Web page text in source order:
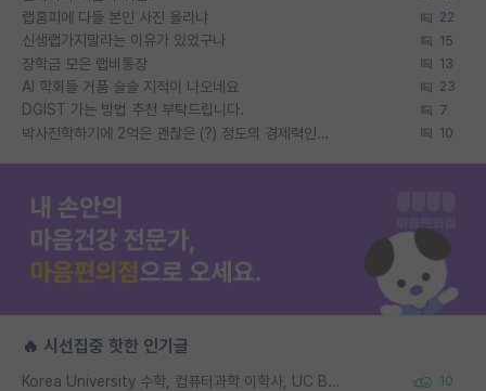
랩홈피에 다들 본인 사진 올리냐 22
신생랩가지말라는 이유가 있었구나 15
장학금 모은 랩비통장 13
AI 학회들 거품 슬슬 지적이 나오네요 23
DGIST 가는 방법 추천 부탁드립니다. 7
박사진학하기에 2억은 괜찮은 (?) 정도의 경제력인가요 10
🔥 시선집중 핫한 인기글
Korea University 수학, 컴퓨터과학 이학사, UC Berkeley 산업공학 대학원 공학박사가 되는 것은 쉽지 않겠죠? 10